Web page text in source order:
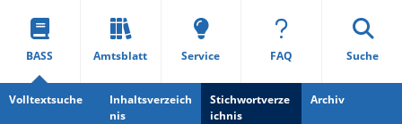
BASS Amtsblatt Service FAQ Suche
Volltextsuche
Inhaltsverzeich
nis
Stichwortverze
ichnis
Archiv